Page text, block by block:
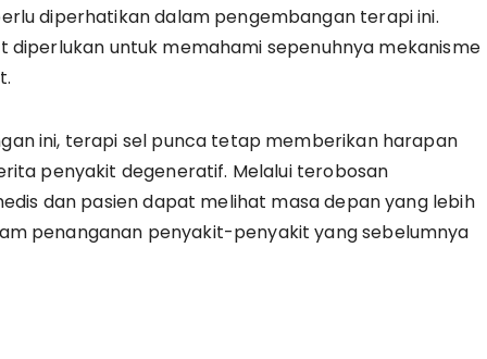
diperhatikan dalam pengembangan terapi ini.
diperlukan untuk memahami sepenuhnya mekanisme
ini, terapi sel punca tetap memberikan harapan
penyakit degeneratif. Melalui terobosan
dan pasien dapat melihat masa depan yang lebih
penanganan penyakit-penyakit yang sebelumnya